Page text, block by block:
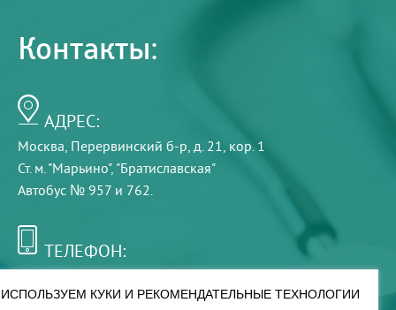
Контакты:
АДРЕС:
Москва, Перервинский б-р, д. 21, кор. 1
Ст. м. "Марьино", "Братиславская"
Автобус № 957 и 762.
ТЕЛЕФОН:
ИСПОЛЬЗУЕМ КУКИ И РЕКОМЕНДАТЕЛЬНЫЕ ТЕХНОЛОГИИ